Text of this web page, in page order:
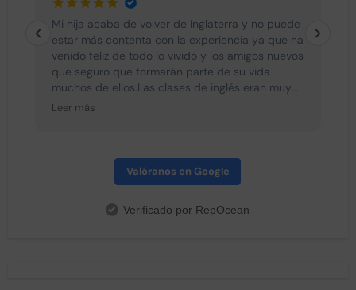
Mi hija acaba de volver de Inglaterra y no puede
estar más contenta con la experiencia ya que ha
venido feliz de todo lo vivido y los amigos nuevos
que seguro que formarán parte de su vida
muchos de ellos.Las clases de inglés eran muy
interesantes y divertidas con lo cual no se les
tenían ningún momento para el aburrimiento.
Destacar la profesionalidad de Sergio y Oscar
hecho que todos sean una piña. Todos los dias
Leer más
Valóranos en Google
Verificado por RepOcean